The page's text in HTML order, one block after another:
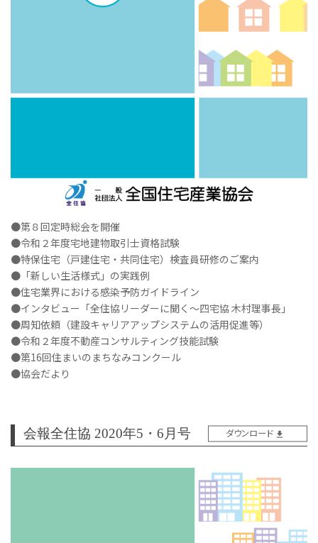
●第８回定時総会を開催
●令和２年度宅地建物取引士資格試験
●特保住宅（戸建住宅・共同住宅）検査員研修のご案内
●「新しい生活様式」の実践例
●住宅業界における感染予防ガイドライン
●インタビュー「全住協リーダーに聞く～四宅協 木村理事長」
●周知依頼（建設キャリアアップシステムの活用促進等）
●令和２年度不動産コンサルティング技能試験
●第16回住まいのまちなみコンクール
●協会だより
会報全住協 2020年5・6月号 ダウンロード